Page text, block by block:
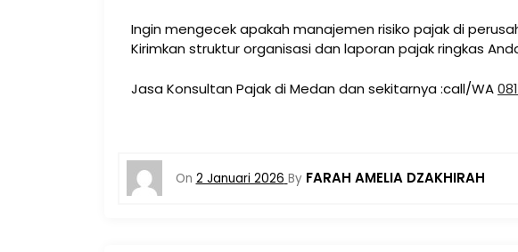
Ingin mengecek apakah manajemen risiko pajak di
Kirimkan struktur organisasi dan laporan pajak ringkas
Jasa Konsultan Pajak di Medan dan sekitarnya :call/WA
On 2 Januari 2026 By FARAH AMELIA DZAKHIRAH